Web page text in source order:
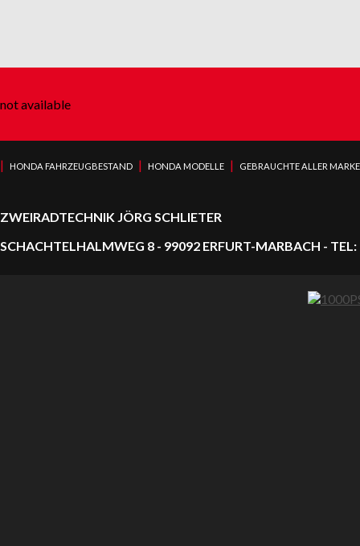
not available
| HONDA FAHRZEUGBESTAND | HONDA MODELLE | GEBRAUCHTE ALLER
ZWEIRADTECHNIK JÖRG SCHLIETER
SCHACHTELHALMWEG 8 - 99092 ERFURT-MARBACH -